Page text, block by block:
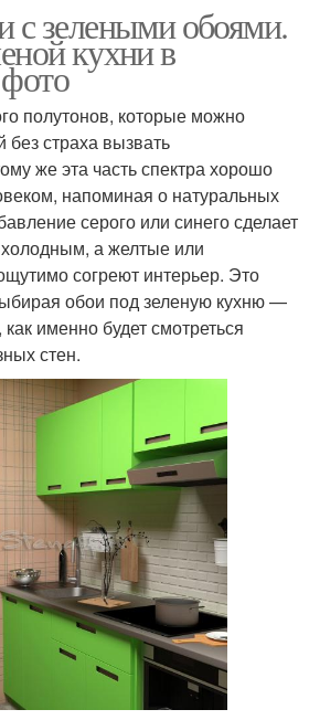
с зелеными обоями.
кухни в
полутонов, которые можно
без страха вызвать
же эта часть спектра хорошо
напоминая о натуральных
серого или синего сделает
а желтые или
согреют интерьер. Это
обои под зеленую кухню —
именно будет смотреться
стен.